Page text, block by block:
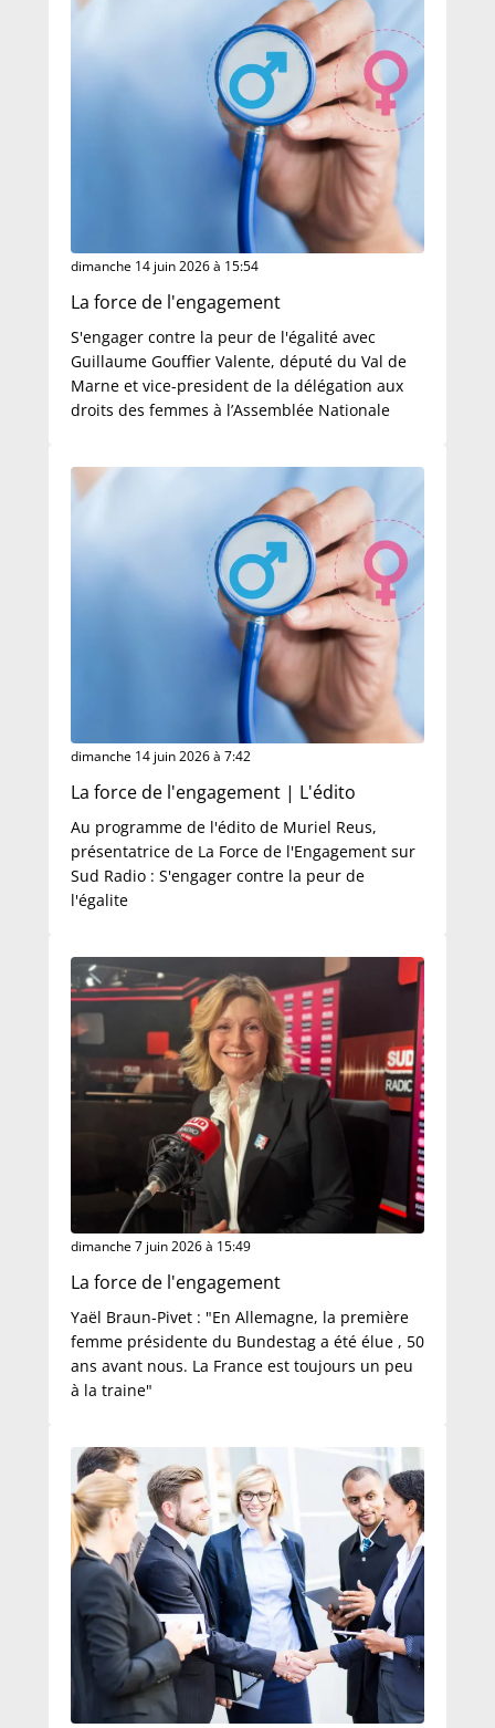
dimanche 14 juin 2026 à 15:54
La force de l'engagement
S'engager contre la peur de l'égalité avec
Guillaume Gouffier Valente, député du Val de
Marne et vice-president de la délégation aux
droits des femmes à l’Assemblée Nationale
dimanche 14 juin 2026 à 7:42
La force de l'engagement | L'édito
Au programme de l'édito de Muriel Reus,
présentatrice de La Force de l'Engagement sur
Sud Radio : S'engager contre la peur de
l'égalite
dimanche 7 juin 2026 à 15:49
La force de l'engagement
Yaël Braun-Pivet : "En Allemagne, la première
femme présidente du Bundestag a été élue , 50
ans avant nous. La France est toujours un peu
à la traine"